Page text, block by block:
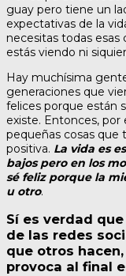
guay pero tiene un
expectativas de la
necesitas todas esas
estás viendo ni
Hay muchísima
generaciones que
felices porque están
existe. Entonces,
pequeñas cosas que
positiva. La vida es
bajos pero en los
sé feliz porque la
u otro.
Sí es verdad
de las redes
que otros
provoca al final